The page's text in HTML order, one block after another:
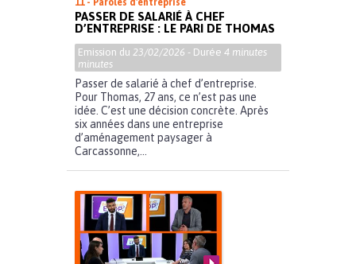
11 - Paroles d'entreprise
PASSER DE SALARIÉ À CHEF
D’ENTREPRISE : LE PARI DE THOMAS
Emission du 23/02/2026 - Durée 4 minutes
minutes
Passer de salarié à chef d’entreprise.
Pour Thomas, 27 ans, ce n’est pas une
idée. C’est une décision concrète. Après
six années dans une entreprise
d’aménagement paysager à
Carcassonne,...